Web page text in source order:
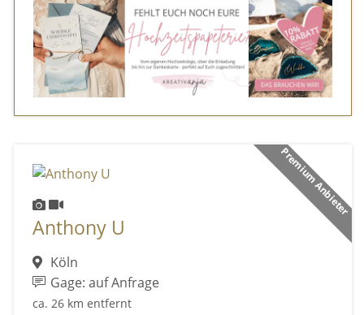
Premium Anbieter
Anthony U
Köln
Gage: auf Anfrage
ca. 26 km entfernt